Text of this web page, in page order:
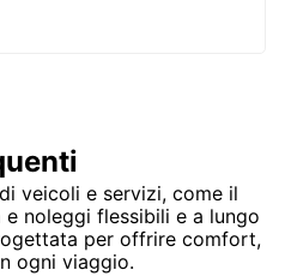
veicoli e servizi, come il
noleggi flessibili e a lungo
per offrire comfort,
ogni viaggio.